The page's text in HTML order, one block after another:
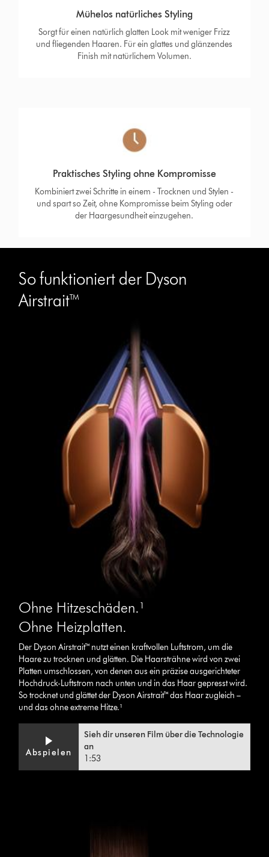
Mühelos natürliches Styling
Sorgt für einen natürlich glatten Look mit weniger Frizz
und fliegenden Haaren. Für ein glattes und glänzendes
Finish mit natürlichem Volumen.
Praktisches Styling ohne Kompromisse
Kombiniert zwei Schritte in einem - Trocknen und Stylen -
und spart so Zeit, ohne Kompromisse beim Styling oder
der Haargesundheit einzugehen.
So funktioniert der Dyson
Airstrait™
Ohne Hitzeschäden.¹
Ohne Heizplatten.
Der Dyson Airstrait™ nutzt einen kraftvollen Luftstrom, um die
Haare zu trocknen und glätten. Die Haarsträhne wird von zwei
Platten umschlossen, von denen aus ein präzise ausgerichteter
Hochdruck-Luftstrom nach unten und in das Haar gepresst wird.
So trocknet und glättet der Dyson Airstrait™ das Haar zugleich –
und das ohne extreme Hitze.¹
Transcript
Transkript
öffnen
Abspielen
Sieh dir unseren Film über die Technologie
an
1:53